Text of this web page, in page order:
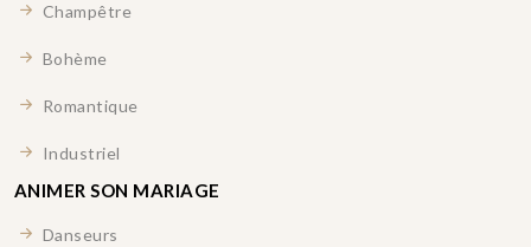
Champêtre
Bohème
Romantique
Industriel
ANIMER SON MARIAGE
Danseurs